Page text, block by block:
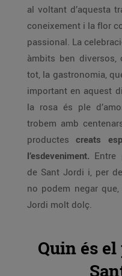
al voltant d’aquesta
coneixement i la flor
passional. La
àmbits ben diversos,
tot, la gastronomia,
important en aquest
la rosa és ple
trobem amb
productes creats
l’esdeveniment. Entre
de Sant Jordi i, per
no podem negar
Jordi molt dolç.
Quin és